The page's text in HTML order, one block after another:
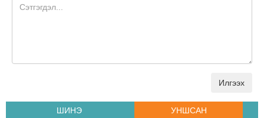
Илгээх
ШИНЭ УНШСАН